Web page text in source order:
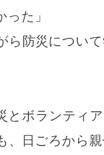
た」
ら防災につい
とボランティ
、日ごろから